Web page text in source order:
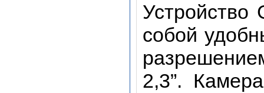
Устройство
собой
2,3”.